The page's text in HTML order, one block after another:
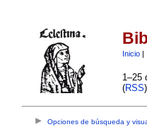
Inicio|
1–25
(RSS
Opciones de búsqueda y